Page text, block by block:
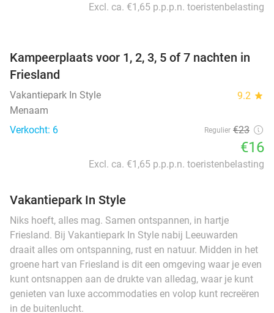
Excl. ca. €1,65 p.p.p.n. toeristenbelasting
Kampeerplaats voor 1, 2, 3, 5 of 7 nachten in
Friesland
Vakantiepark In Style 9.2 star
Menaam
Verkocht: 6
Regulier €23
€16
Excl. ca. €1,65 p.p.p.n. toeristenbelasting
Vakantiepark In Style
Niks hoeft, alles mag. Samen ontspannen, in hartje
Friesland. Bij Vakantiepark In Style nabij Leeuwarden
draait alles om ontspanning, rust en natuur. Midden in het
groene hart van Friesland is dit een omgeving waar je even
kunt ontsnappen aan de drukte van alledag, waar je kunt
genieten van luxe accommodaties en volop kunt recreëren
in de buitenlucht.